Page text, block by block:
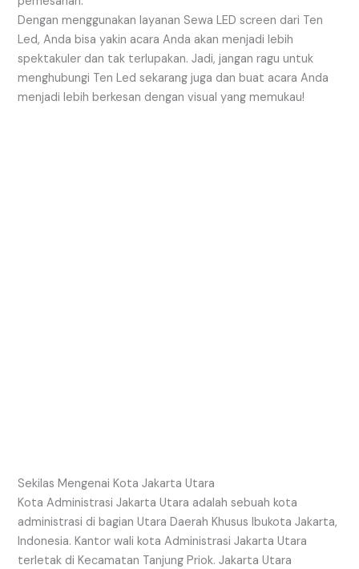
Dengan menggunakan layanan Sewa LED screen dari Ten
Led, Anda bisa yakin acara Anda akan menjadi lebih
spektakuler dan tak terlupakan. Jadi, jangan ragu untuk
menghubungi Ten Led sekarang juga dan buat acara Anda
menjadi lebih berkesan dengan visual yang memukau!
Sekilas Mengenai Kota Jakarta Utara
Kota Administrasi Jakarta Utara adalah sebuah kota
administrasi di bagian Utara Daerah Khusus Ibukota Jakarta,
Indonesia. Kantor wali kota Administrasi Jakarta Utara
terletak di Kecamatan Tanjung Priok. Jakarta Utara